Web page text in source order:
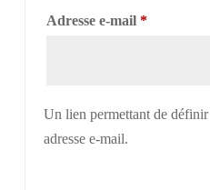
Adresse e-mail *Obligatoire
Un lien permettant de
adresse e-mail.